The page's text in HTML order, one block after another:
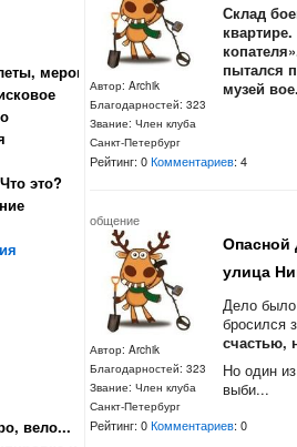
Автор: Archik
Благодарностей: 323
Звание: Член клуба
Санкт-Петербург
Склад
пытался
музей
Рейтинг: 0Комментариев: 4
общение
Автор: Archik
Благодарностей: 323
Звание: Член клуба
Санкт-Петербург
Опасной
улица
Дело
бросился
счастью,
Но один
выби...
Рейтинг: 0Комментариев: 0
мероприятия
это?
вело...